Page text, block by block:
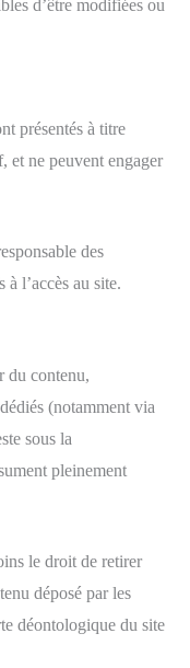
d’être modifiées ou
présentés à titre
et ne peuvent engager
des
l’accès au site.
du contenu,
(notamment via
sous la
pleinement
le droit de retirer
déposé par les
déontologique du site